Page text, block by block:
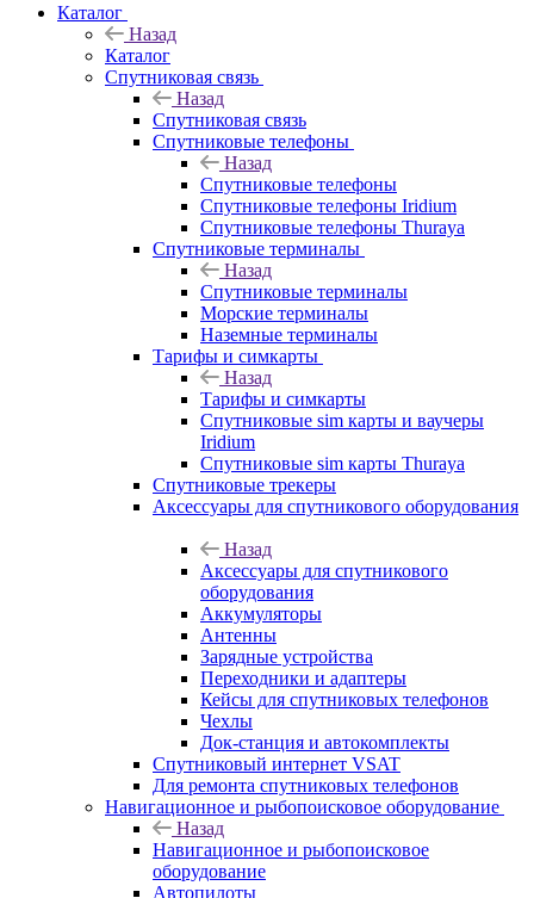
Каталог
Назад
Каталог
Спутниковая связь
Назад
Спутниковая связь
Спутниковые телефоны
Назад
Спутниковые телефоны
Спутниковые телефоны Iridium
Спутниковые телефоны Thuraya
Спутниковые терминалы
Назад
Спутниковые терминалы
Морские терминалы
Наземные терминалы
Тарифы и симкарты
Назад
Тарифы и симкарты
Спутниковые sim карты и ваучеры
Iridium
Спутниковые sim карты Thuraya
Спутниковые трекеры
Аксессуары для спутникового оборудования
Назад
Аксессуары для спутникового
оборудования
Аккумуляторы
Антенны
Зарядные устройства
Переходники и адаптеры
Кейсы для спутниковых телефонов
Чехлы
Док-станция и автокомплекты
Спутниковый интернет VSAT
Для ремонта спутниковых телефонов
Навигационное и рыбопоисковое оборудование
Назад
Навигационное и рыбопоисковое
оборудование
Автопилоты